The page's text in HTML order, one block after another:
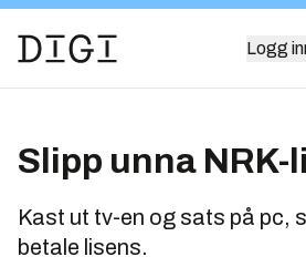
Logg
Slipp unna
Kast ut tv-en og sats på pc,
betale lisens.